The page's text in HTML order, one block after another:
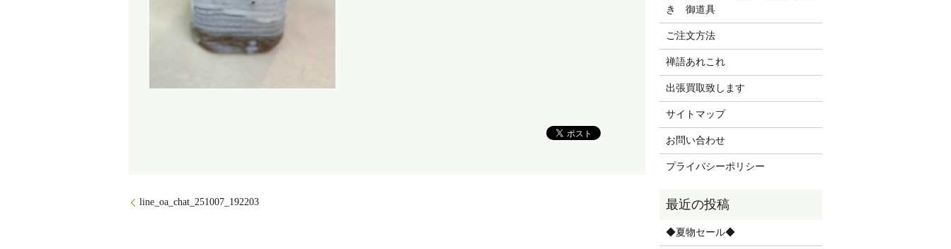
line_oa_chat_251007_192203
き 御道具
ご注文方法
禅語あれこれ
出張買取致します
サイトマップ
お問い合わせ
プライバシーポリシー
◆夏物セール◆